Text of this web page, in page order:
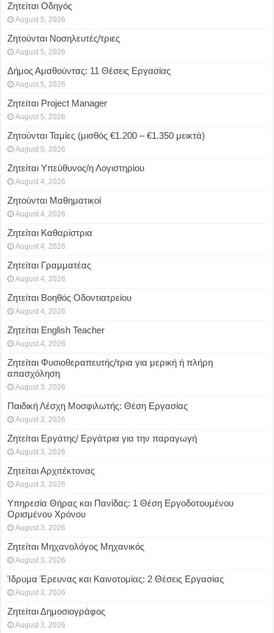
Ζητείται Οδηγός
August 5, 2026
Ζητούνται Νοσηλευτές/τριες
August 5, 2026
Δήμος Αμαθούντας: 11 Θέσεις Εργασίας
August 5, 2026
Ζητείται Project Manager
August 5, 2026
Ζητούνται Ταμίες (μισθός €1.200 – €1.350 μεικτά)
August 5, 2026
Ζητείται Υπεύθυνος/η Λογιστηρίου
August 4, 2026
Ζητούνται Μαθηματικοί
August 4, 2026
Ζητείται Καθαρίστρια
August 4, 2026
Ζητείται Γραμματέας
August 4, 2026
Ζητείται Βοηθός Οδοντιατρείου
August 4, 2026
Ζητείται English Teacher
August 4, 2026
Ζητείται Φυσιοθεραπευτής/τρια για μερική ή πλήρη
απασχόληση
August 3, 2026
Παιδική Λέσχη Μοσφιλωτής: Θέση Εργασίας
August 3, 2026
Ζητείται Εργάτης/ Εργάτρια για την παραγωγή
August 3, 2026
Ζητείται Αρχιτέκτονας
August 3, 2026
Υπηρεσία Θήρας και Πανίδας: 1 Θέση Eργοδοτουμένου
Oρισμένου Xρόνου
August 3, 2026
Ζητείται Μηχανολόγος Μηχανικός
August 3, 2026
Ίδρυμα Έρευνας και Καινοτομίας: 2 Θέσεις Εργασίας
August 3, 2026
Ζητείται Δημοσιογράφος
August 3, 2026